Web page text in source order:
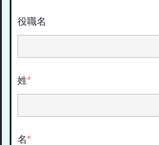
役職名
姓*
名*